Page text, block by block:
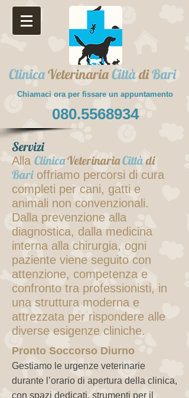
ClinicaVeterinariaCittàdiBari
Chiamaci ora per fissare un appuntamento
080.5568934
Servizi
Alla ClinicaVeterinariaCittàdi
Barioffriamo percorsi di cura
completi per cani, gatti e
animali non convenzionali.
Dalla prevenzione alla
diagnostica, dalla medicina
interna alla chirurgia, ogni
paziente viene seguito con
attenzione, competenza e
confronto tra professionisti, in
una struttura moderna e
attrezzata per rispondere alle
diverse esigenze cliniche.
Pronto Soccorso Diurno
Gestiamo le urgenze veterinarie
durante l’orario di apertura della clinica,
con spazi dedicati, strumenti per il